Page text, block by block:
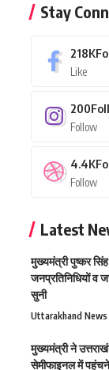
Stay
218K
Like
200
Follow
4.4K
Follow
Latest
मुख्यमंत्री पुष्कर
जनप्रतिनिधियों व
सुनी
Uttarakhand News
मुख्यमंत्री ने
सेमीफाइनल में पहुंचने